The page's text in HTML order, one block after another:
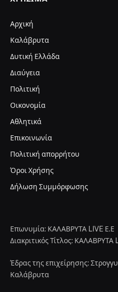
Αρχική
Καλάβρυτα
Δυτική Ελλάδα
Διαύγεια
Πολιτική
Οικονομία
Αθλητικά
Επικοινωνία
Πολιτική απορρήτου
Όροι Χρήσης
Δήλωση Συμμόρφωσης
Επωνυμία: ΚΑΛΑΒΡΥΤΑ LIVE Ε.Ε
Διακριτικός Τίτλος: ΚΑΛΑΒΡΥΤΑ
Έδρας της επιχείρησης:
Καλάβρυτα